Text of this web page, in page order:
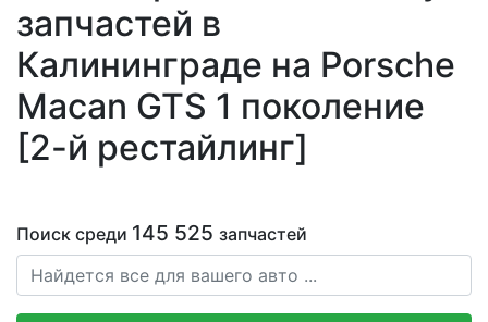
запчастей в
Калининграде на Porsche
Macan GTS 1 поколение
[2-й рестайлинг]
Поиск среди 145 525 запчастей